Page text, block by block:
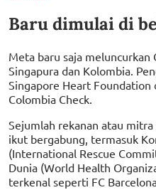
Baru dimulai di
Meta baru saja meluncurkan
Singapura dan Kolombia.
Singapore Heart Foundation
Colombia Check.
Sejumlah rekanan atau
ikut bergabung, termasuk
(International Rescue
Dunia (World Health
terkenal seperti FC